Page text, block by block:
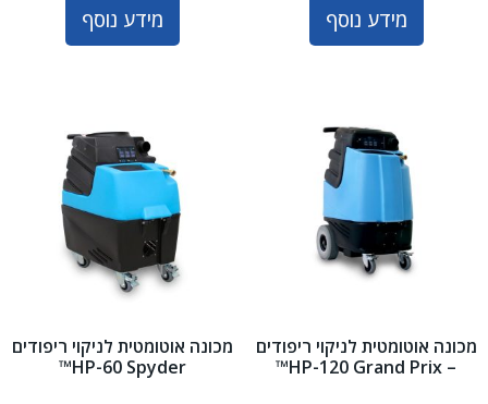
מידע נוסף מידע נוסף
מכונה אוטומטית לניקוי ריפודים
– HP-120 Grand Prix™
מכונה אוטומטית לניקוי ריפודים
HP-60 Spyder™